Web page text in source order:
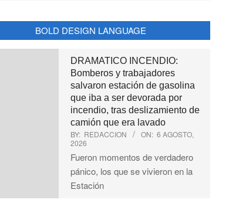
BOLD DESIGN LANGUAGE
DRAMATICO INCENDIO:
Bomberos y trabajadores
salvaron estación de gasolina
que iba a ser devorada por
incendio, tras deslizamiento de
camión que era lavado
BY: REDACCION ON: 6 AGOSTO,
2026
Fueron momentos de verdadero
pánico, los que se vivieron en la
Estación